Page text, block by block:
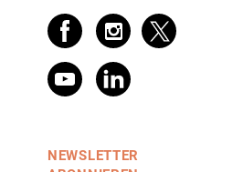
NEWSLETTER